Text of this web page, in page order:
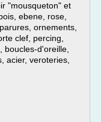
"mousqueton" et
ebene, rose,
ornements,
clef, percing,
boucles-d'oreille,
acier, veroteries,